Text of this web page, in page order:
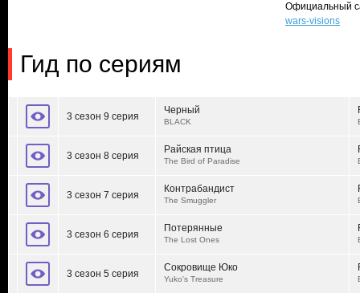
Официальный
wars-visions
Гид по сериям
3 сезон 9 серия
Черный
BLACK
3 сезон 8 серия
Райская птица
The Bird of Paradise
3 сезон 7 серия
Контрабандист
The Smuggler
3 сезон 6 серия
Потерянные
The Lost Ones
3 сезон 5 серия
Сокровище Юко
Yuko's Treasure